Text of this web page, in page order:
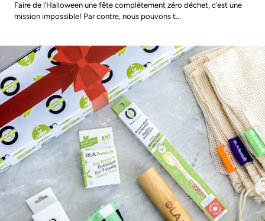
Faire de l’Halloween une fête complètement zéro déchet, c’est une
mission impossible! Par contre, nous pouvons t...